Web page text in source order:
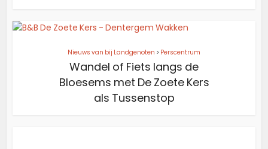
Nieuws van bij Landgenoten > Perscentrum
Wandel of Fiets langs de
Bloesems met De Zoete Kers
als Tussenstop